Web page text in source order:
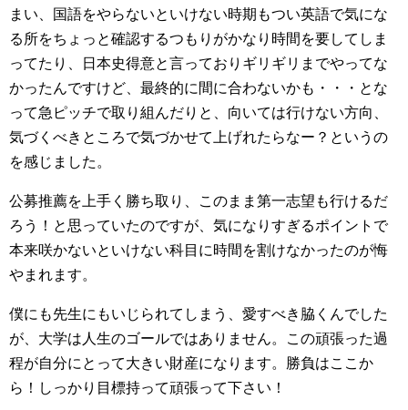
まい、国語をやらないといけない時期もつい英語で気にな
る所をちょっと確認するつもりがかなり時間を要してしま
ってたり、日本史得意と言っておりギリギリまでやってな
かったんですけど、最終的に間に合わないかも・・・とな
って急ピッチで取り組んだりと、向いては行けない方向、
気づくべきところで気づかせて上げれたらなー？というの
を感じました。
公募推薦を上手く勝ち取り、このまま第一志望も行けるだ
ろう！と思っていたのですが、気になりすぎるポイントで
本来咲かないといけない科目に時間を割けなかったのが悔
やまれます。
僕にも先生にもいじられてしまう、愛すべき脇くんでした
が、大学は人生のゴールではありません。この頑張った過
程が自分にとって大きい財産になります。勝負はここか
ら！しっかり目標持って頑張って下さい！